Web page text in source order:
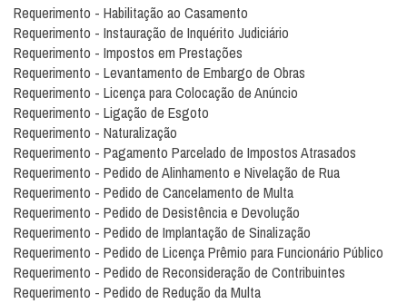
Requerimento - Habilitação ao Casamento
Requerimento - Instauração de Inquérito Judiciário
Requerimento - Impostos em Prestações
Requerimento - Levantamento de Embargo de Obras
Requerimento - Licença para Colocação de Anúncio
Requerimento - Ligação de Esgoto
Requerimento - Naturalização
Requerimento - Pagamento Parcelado de Impostos Atrasados
Requerimento - Pedido de Alinhamento e Nivelação de Rua
Requerimento - Pedido de Cancelamento de Multa
Requerimento - Pedido de Desistência e Devolução
Requerimento - Pedido de Implantação de Sinalização
Requerimento - Pedido de Licença Prêmio para Funcionário Público
Requerimento - Pedido de Reconsideração de Contribuintes
Requerimento - Pedido de Redução da Multa